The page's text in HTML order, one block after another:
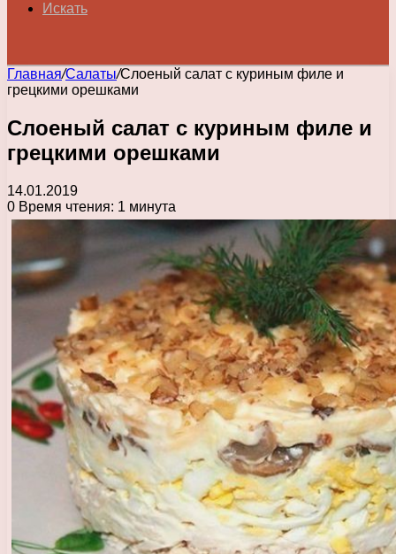
Искать
Главная/Салаты/Слоеный салат с куриным филе и
грецкими орешками
Слоеный салат с куриным филе и
грецкими орешками
14.01.2019
0 Время чтения: 1 минута